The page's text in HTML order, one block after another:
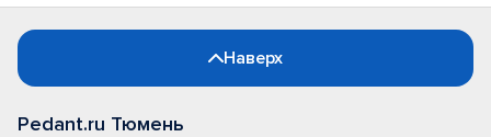
Наверх
Pedant.ru Тюмень